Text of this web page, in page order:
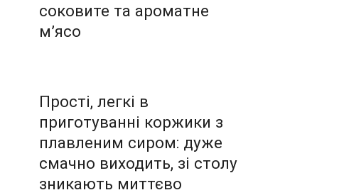
соковите та ароматне
м’ясо
Прості, легкі в
приготуванні коржики з
плавленим сиром: дуже
смачно виходить, зі столу
зникають миттєво